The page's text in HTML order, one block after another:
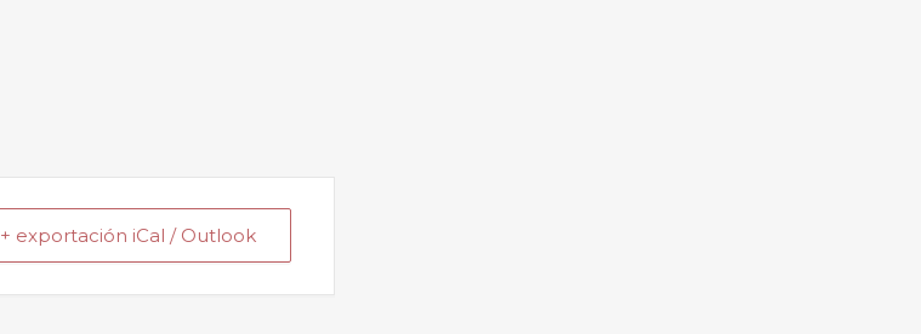
+ exportación iCal / Outlook